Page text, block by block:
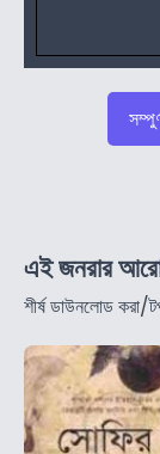
এই জনরার
শীর্ষ ডাউনলোড করা/